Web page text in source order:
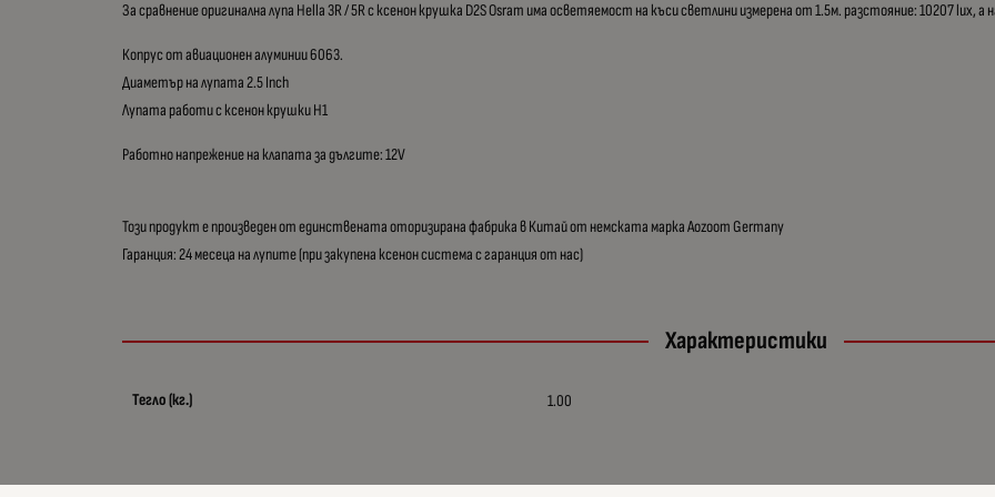
За сравнение оригинална лупа Hella 3R / 5R с ксенон крушка D2S Osram има осветяемост на къси светлини измерена от 1.5м. разстояние: 10207 lux, а
Копрус от авиационен алуминии 6063.
Диаметър на лупата 2.5 Inch
Лупата работи с ксенон крушки H1
Работно напрежение на клапата за дългите: 12V
Този продукт е произведен от единствената оторизирана фабрика в Китай от немската марка Aozoom Germany
Гаранция: 24 месеца на лупите (при закупена ксенон система с гаранция от нас)
Характеристики
Тегло (кг.) 1.00